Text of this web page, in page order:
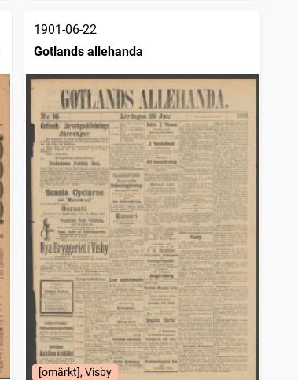
1901-06-22
Gotlands allehanda
[omärkt], Visby